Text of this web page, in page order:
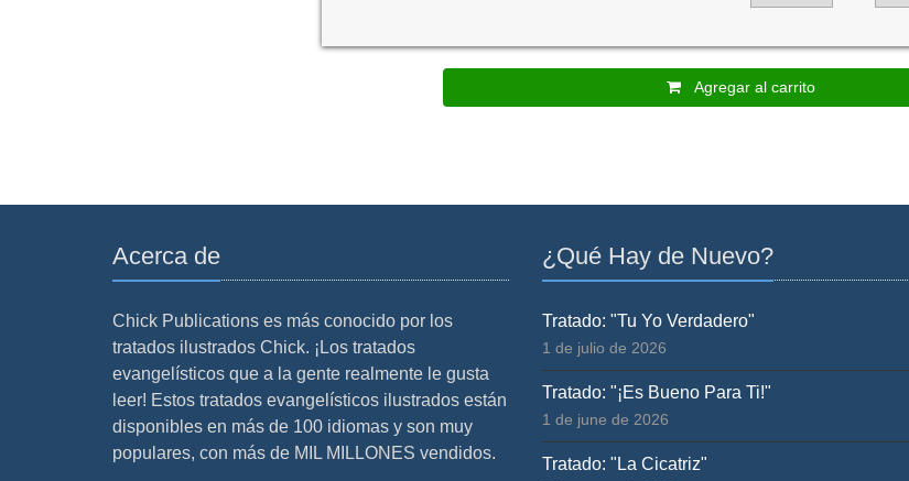
Agregar al carrito
Acerca de
Chick Publications es más conocido por los
tratados ilustrados Chick. ¡Los tratados
evangelísticos que a la gente realmente le gusta
leer! Estos tratados evangelísticos ilustrados están
disponibles en más de 100 idiomas y son muy
populares, con más de MIL MILLONES vendidos.
¿Qué Hay de Nuevo?
Tratado: "Tu Yo Verdadero"
1 de julio de 2026
Tratado: "¡Es Bueno Para Ti!"
1 de june de 2026
Tratado: "La Cicatriz"